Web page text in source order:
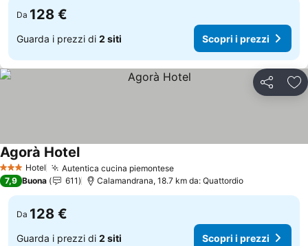
Da 128 €
Guarda i prezzi di 2 siti Scopri i prezzi
Condividi
3 StelleHotel Autentica cucina piemonteseScopri i prezzi
Agorà HotelScopri i prezzi
7,9 Buona 611 Calamandrana, 18.7 km da: Quattordio
Da 128 €
Guarda i prezzi di 2 siti Scopri i prezzi